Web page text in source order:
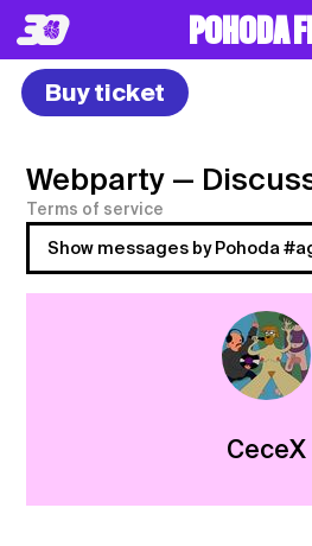
POHODA
Buy ticket
Webparty —
Terms of service
Show messages by Pohoda
CeceX